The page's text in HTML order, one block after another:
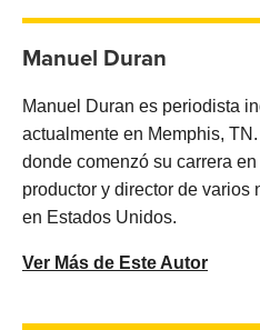
Manuel Duran
Manuel Duran es periodista
actualmente en Memphis,
donde comenzó su carrera
productor y director de varios
en Estados Unidos.
Ver Más de Este Autor